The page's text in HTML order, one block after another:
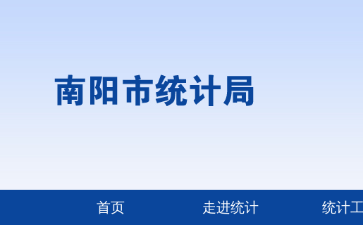
首页 走进统计 统计